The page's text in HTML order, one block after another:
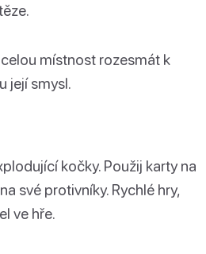
místnost rozesmát k
její smysl.
kočky. Použij karty na
své protivníky. Rychlé hry,
ve hře.